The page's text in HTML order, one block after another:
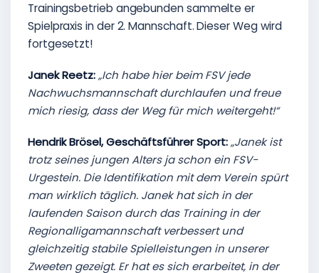
Trainingsbetrieb angebunden sammelte er
Spielpraxis in der 2. Mannschaft. Dieser Weg wird
fortgesetzt!
Janek Reetz:„Ich habe hier beim FSV jede
Nachwuchsmannschaft durchlaufen und freue
mich riesig, dass der Weg für mich weitergeht!“
Hendrik Brösel, Geschäftsführer Sport:„Janek ist
trotz seines jungen Alters ja schon ein FSV-
Urgestein. Die Identifikation mit dem Verein spürt
man wirklich täglich. Janek hat sich in der
laufenden Saison durch das Training in der
Regionalligamannschaft verbessert und
gleichzeitig stabile Spielleistungen in unserer
Zweeten gezeigt. Er hat es sich erarbeitet, in der